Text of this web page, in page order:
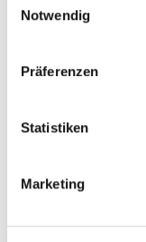
Notwendig
Präferenzen
Statistiken
Marketing
Prezzi incl. IVA più costi
Seleziona
Colore